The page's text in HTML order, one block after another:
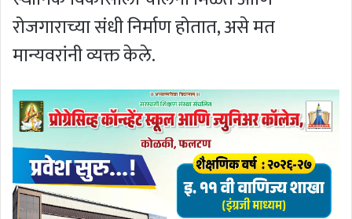
रोजगाराच्या संधी निर्माण होतात, असे मत
मान्यवरांनी व्यक्त केले.